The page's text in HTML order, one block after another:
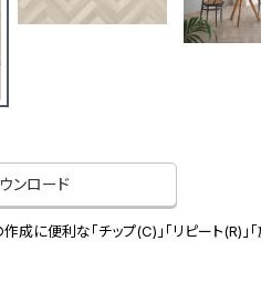
ンロード
成に便利な「チップ(C)」「リピート(R)」